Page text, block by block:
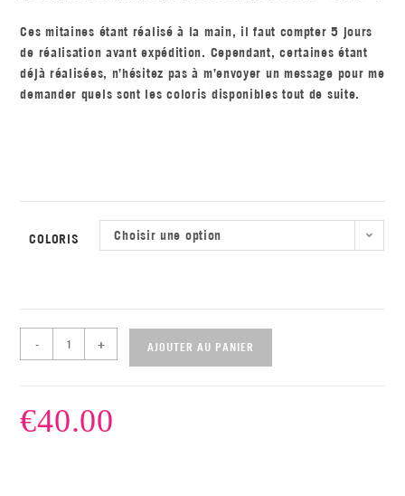
Ces mitaines étant réalisé à la main, il faut compter 5 jours
de réalisation avant expédition. Cependant, certaines étant
déjà réalisées, n’hésitez pas à m’envoyer un message pour me
demander quels sont les coloris disponibles tout de suite.
COLORIS Choisir une option
- + AJOUTER AU PANIER
€40.00